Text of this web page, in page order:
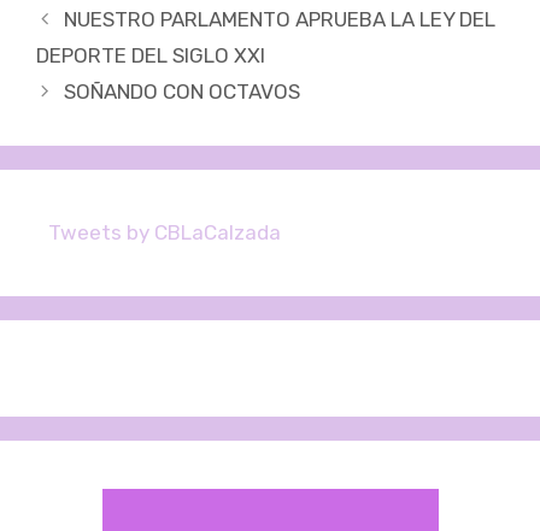
Navegación
de
NUESTRO PARLAMENTO APRUEBA LA LEY DEL
DEPORTE DEL SIGLO XXI
SOÑANDO CON OCTAVOS
Tweets by CBLaCalzada